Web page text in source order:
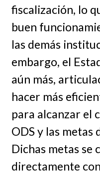
fiscalización, lo
buen
las demás
embargo, el
aún más,
hacer más
para alcanzar el
ODS y las metas
Dichas metas se
directamente